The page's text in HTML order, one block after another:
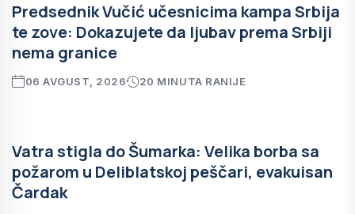
Predsednik Vučić učesnicima kampa Srbija
te zove: Dokazujete da ljubav prema Srbiji
nema granice
06 AVGUST, 2026 20 MINUTA RANIJE
Vatra stigla do Šumarka: Velika borba sa
požarom u Deliblatskoj peščari, evakuisan
Čardak